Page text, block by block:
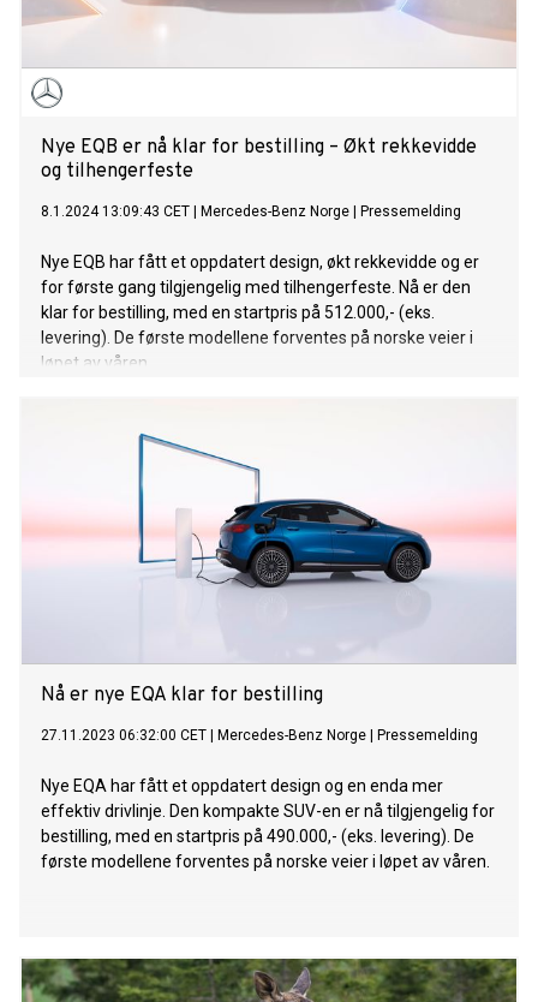
Nye EQB er nå klar for bestilling – Økt rekkevidde
og tilhengerfeste
8.1.2024 13:09:43 CET Mercedes-Benz Norge Pressemelding
Nye EQB har fått et oppdatert design, økt rekkevidde og er
for første gang tilgjengelig med tilhengerfeste. Nå er den
klar for bestilling, med en startpris på 512.000,- (eks.
levering). De første modellene forventes på norske veier i
løpet av våren.
Nå er nye EQA klar for bestilling
27.11.2023 06:32:00 CET Mercedes-Benz Norge Pressemelding
Nye EQA har fått et oppdatert design og en enda mer
effektiv drivlinje. Den kompakte SUV-en er nå tilgjengelig for
bestilling, med en startpris på 490.000,- (eks. levering). De
første modellene forventes på norske veier i løpet av våren.